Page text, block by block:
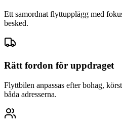
Ett samordnat flyttupplägg med
besked.
Rätt fordon för uppdraget
Flyttbilen anpassas efter bohag,
båda adresserna.